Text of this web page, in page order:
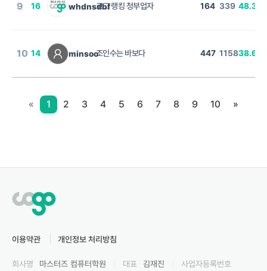
9 16 whdnsdbf코고 랭킹 청부업자 164 339 48.38
10 14 minsoo조인수는 바보다 447 115838.6
« 1 2 3 4 5 6 7 8 9 10 »
이용약관 개인정보 처리방침
회사명 마스터즈 컴퓨터학원 대표 김재진
사업자등록번호